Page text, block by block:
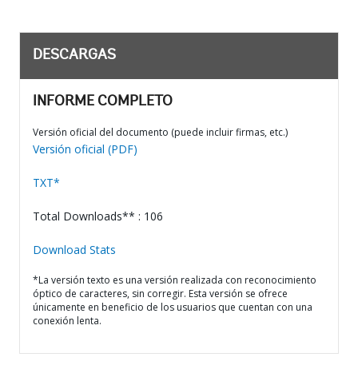
DESCARGAS
INFORME COMPLETO
Versión oficial del documento (puede incluir firmas, etc.)
Versión oficial (PDF)
TXT*
Total Downloads** : 106
Download Stats
*La versión texto es una versión realizada con reconocimiento
óptico de caracteres, sin corregir. Esta versión se ofrece
únicamente en beneficio de los usuarios que cuentan con una
conexión lenta.